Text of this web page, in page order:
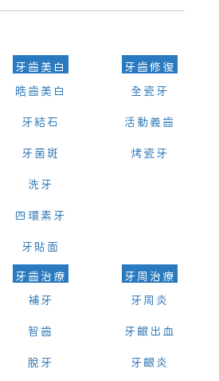
whatsapp聯絡我們，告知我們你原本預約
牙齒美白
皓齒美白
牙結石
牙菌斑
洗牙
四環素牙
牙貼面
牙齒修復
全瓷牙
活動義齒
烤瓷牙
牙齒治療
補牙
智齒
脫牙
牙周治療
牙周炎
牙齦出血
牙齦炎